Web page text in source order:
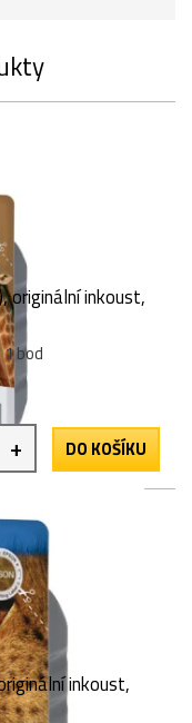
inkoust,
1 bod
+ DO KOŠÍKU
inkoust,